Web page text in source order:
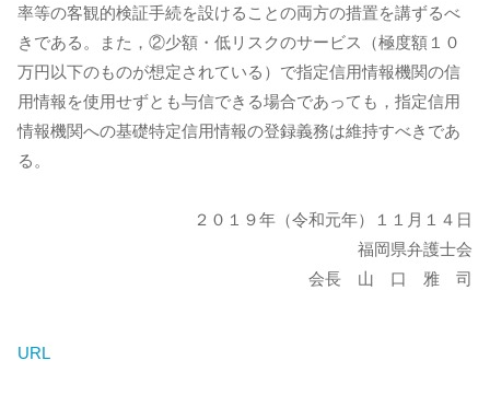
率等の客観的検証手続を設けることの両方の措置を講ずるべ
きである。また，②少額・低リスクのサービス（極度額１０
万円以下のものが想定されている）で指定信用情報機関の信
用情報を使用せずとも与信できる場合であっても，指定信用
情報機関への基礎特定信用情報の登録義務は維持すべきであ
る。
２０１９年（令和元年）１１月１４日
福岡県弁護士会
会長 山 口 雅 司
URL